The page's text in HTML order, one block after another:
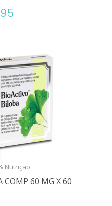
Nutrição
COMP 60 MG X 60